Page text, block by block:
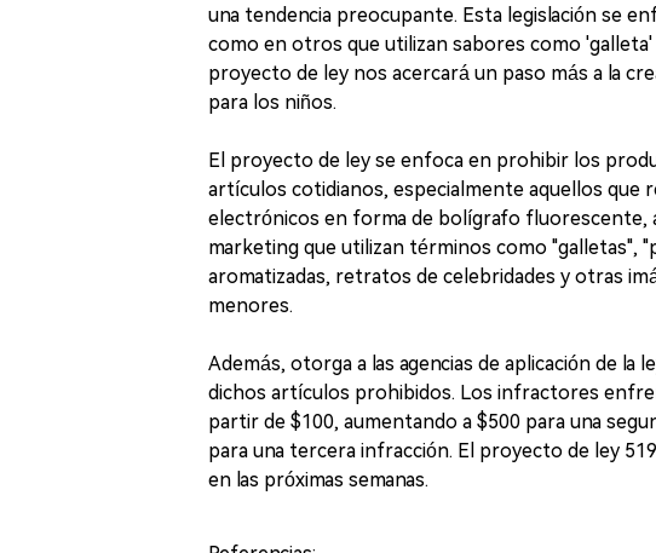
una tendencia preocupante. Esta legislación se
como en otros que utilizan sabores como
proyecto de ley nos acercará un paso más a la
para los niños.
El proyecto de ley se enfoca en prohibir los
artículos cotidianos, especialmente aquellos que
electrónicos en forma de bolígrafo fluorescente,
marketing que utilizan términos como "galletas",
aromatizadas, retratos de celebridades y otras
menores.
Además, otorga a las agencias de aplicación de
dichos artículos prohibidos. Los infractores
partir de $100, aumentando a $500 para una
para una tercera infracción. El proyecto de ley
en las próximas semanas.